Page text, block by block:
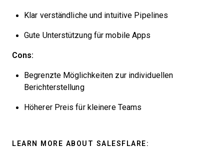
Klar verständliche und intuitive Pipelines
Gute Unterstützung für mobile Apps
Cons:
Begrenzte Möglichkeiten zur individuellen
Berichterstellung
Höherer Preis für kleinere Teams
LEARN MORE ABOUT SALESFLARE: